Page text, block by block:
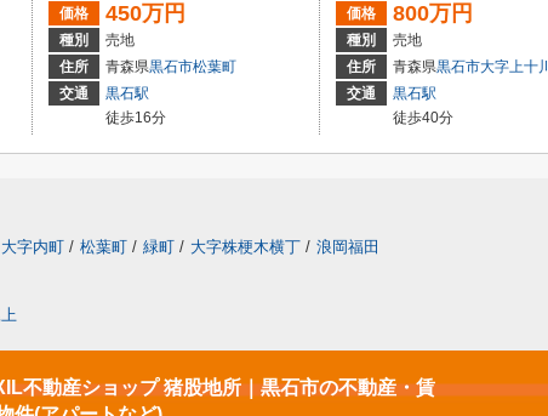
価格 450万円
種別
売地
住所
青森県黒石市松葉町
交通
黒石駅
徒歩16分
価格 800万円
種別
売地
住所
青森県黒石市大字上十川
交通
黒石駅
徒歩40分
大字内町 / 松葉町 / 緑町 / 大字株梗木横丁 / 浪岡福田
不動産ショップ 猪股地所｜黒石市の不動産・賃